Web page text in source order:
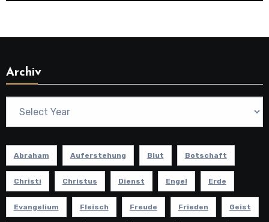
Archiv
Abraham Auferstehung Blut Botschaft
Christi Christus Dienst Engel Erde
Evangelium Fleisch Freude Frieden Geist